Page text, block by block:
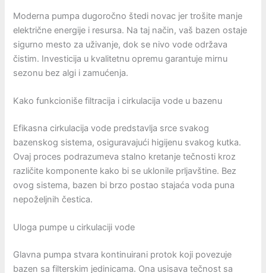
Moderna pumpa dugoročno štedi novac jer trošite manje
električne energije i resursa. Na taj način, vaš bazen ostaje
sigurno mesto za uživanje, dok se nivo vode održava
čistim. Investicija u kvalitetnu opremu garantuje mirnu
sezonu bez algi i zamućenja.
Kako funkcioniše filtracija i cirkulacija vode u bazenu
Efikasna cirkulacija vode predstavlja srce svakog
bazenskog sistema, osiguravajući higijenu svakog kutka.
Ovaj proces podrazumeva stalno kretanje tečnosti kroz
različite komponente kako bi se uklonile prljavštine. Bez
ovog sistema, bazen bi brzo postao stajaća voda puna
nepoželjnih čestica.
Uloga pumpe u cirkulaciji vode
Glavna pumpa stvara kontinuirani protok koji povezuje
bazen sa filterskim jedinicama. Ona usisava tečnost sa